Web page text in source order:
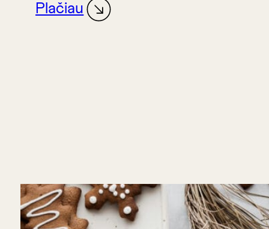
Plačiau